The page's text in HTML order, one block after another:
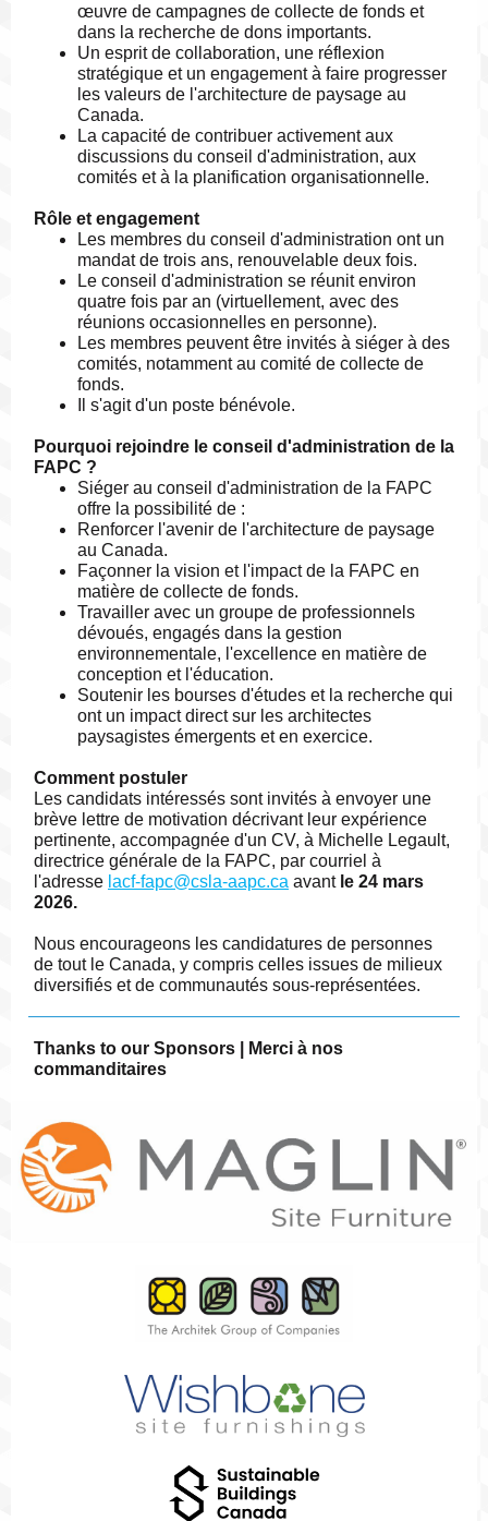
œuvre de campagnes de collecte de fonds et
dans la recherche de dons importants.
Un esprit de collaboration, une réflexion
stratégique et un engagement à faire progresser
les valeurs de l'architecture de paysage au
Canada.
La capacité de contribuer activement aux
discussions du conseil d'administration, aux
comités et à la planification organisationnelle.
Rôle et engagement
Les membres du conseil d'administration ont un
mandat de trois ans, renouvelable deux fois.
Le conseil d'administration se réunit environ
quatre fois par an (virtuellement, avec des
réunions occasionnelles en personne).
Les membres peuvent être invités à siéger à des
comités, notamment au comité de collecte de
fonds.
Il s'agit d'un poste bénévole.
Pourquoi rejoindre le conseil d'administration de la
FAPC ?
Siéger au conseil d'administration de la FAPC
offre la possibilité de :
Renforcer l'avenir de l'architecture de paysage
au Canada.
Façonner la vision et l'impact de la FAPC en
matière de collecte de fonds.
Travailler avec un groupe de professionnels
dévoués, engagés dans la gestion
environnementale, l'excellence en matière de
conception et l'éducation.
Soutenir les bourses d'études et la recherche qui
ont un impact direct sur les architectes
paysagistes émergents et en exercice.
Comment postuler
Les candidats intéressés sont invités à envoyer une
brève lettre de motivation décrivant leur expérience
pertinente, accompagnée d'un CV, à Michelle Legault,
directrice générale de la FAPC, par courriel à
l'adresse lacf-fapc@csla-aapc.ca avant le 24 mars
2026.
Nous encourageons les candidatures de personnes
de tout le Canada, y compris celles issues de milieux
diversifiés et de communautés sous-représentées.
Thanks to our Sponsors | Merci à nos
commanditaires